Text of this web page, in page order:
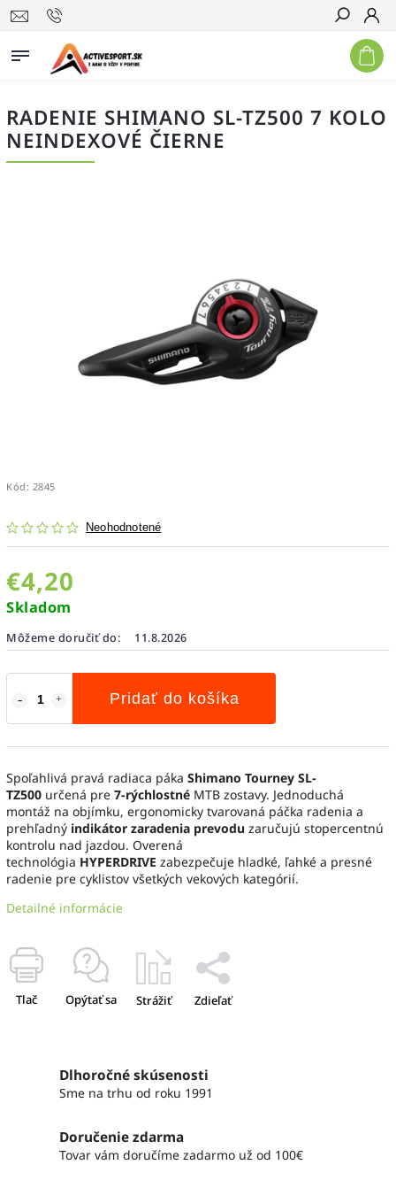
Hľadať
RADENIE SHIMANO SL-TZ500 7 KOLO
NEINDEXOVÉ ČIERNE
Kód: 2845
Neohodnotené
€4,20
Skladom
Môžeme doručiť do: 11.8.2026
Pridať do košíka
Spoľahlivá pravá radiaca páka Shimano Tourney SL-
TZ500 určená pre 7-rýchlostné MTB zostavy. Jednoduchá
montáž na objímku, ergonomicky tvarovaná páčka radenia a
prehľadný indikátor zaradenia prevodu zaručujú stopercentnú
kontrolu nad jazdou. Overená
technológia HYPERDRIVE zabezpečuje hladké, ľahké a presné
radenie pre cyklistov všetkých vekových kategórií.
Detailné informácie
Tlač Opýtať sa Strážiť Zdieľať
Dlhoročné skúsenosti
Sme na trhu od roku 1991
Doručenie zdarma
Tovar vám doručíme zadarmo už od 100€